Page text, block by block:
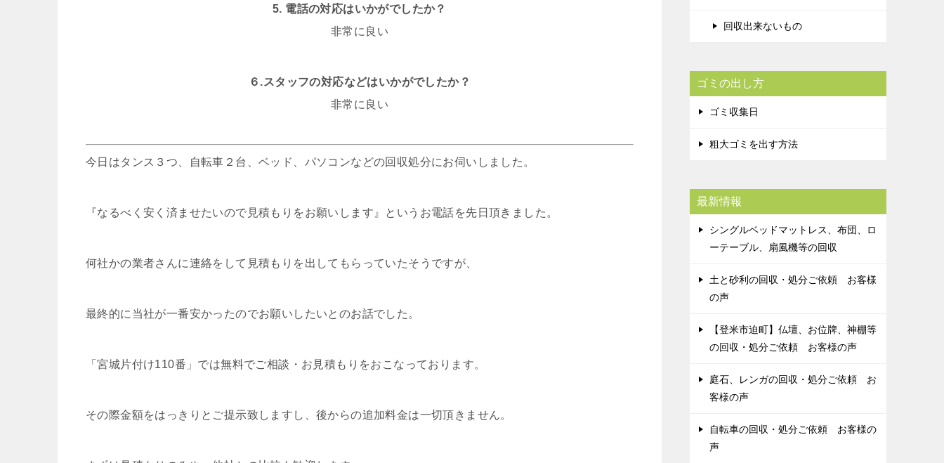
5. 電話の対応はいかがでしたか？
非常に良い
６.スタッフの対応などはいかがでしたか？
非常に良い
今日はタンス３つ、自転車２台、ベッド、パソコンなどの回収処分にお伺いしました。
『なるべく安く済ませたいので見積もりをお願いします』というお電話を先日頂きました。
何社かの業者さんに連絡をして見積もりを出してもらっていたそうですが、
最終的に当社が一番安かったのでお願いしたいとのお話でした。
「宮城片付け110番」では無料でご相談・お見積もりをおこなっております。
その際金額をはっきりとご提示致しますし、後からの追加料金は一切頂きません。
回収出来ないもの
ゴミの出し方
ゴミ収集日
粗大ゴミを出す方法
最新情報
シングルベッドマットレス、布団、ロ
ーテーブル、扇風機等の回収
土と砂利の回収・処分ご依頼 お客様
の声
【登米市迫町】仏壇、お位牌、神棚等
の回収・処分ご依頼 お客様の声
庭石、レンガの回収・処分ご依頼 お
客様の声
自転車の回収・処分ご依頼 お客様の
声